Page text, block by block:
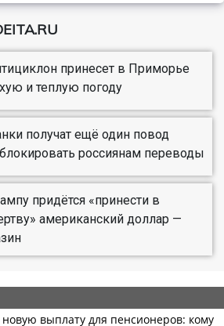
принесет в Приморье
и теплую погоду
получат ещё один повод
россиянам переводы
придётся «принести в
американский доллар —